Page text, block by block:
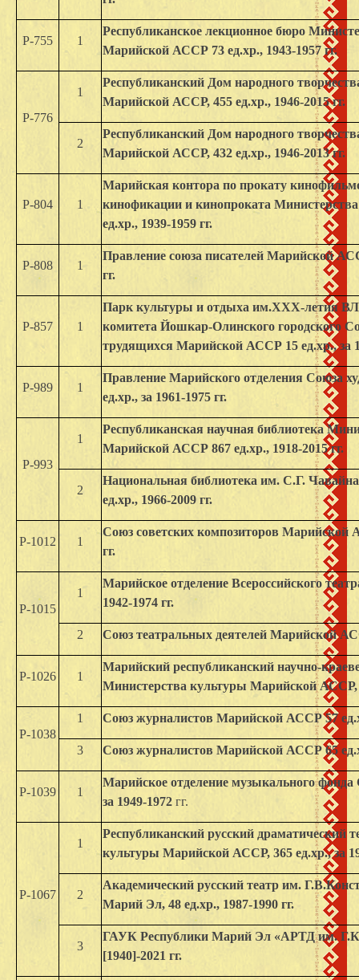
Р-755 1
Республиканское лекционное бюро
Марийской АССР 73 ед.хр., 1943-1957 гг.
Р-776
1
Республиканский Дом народного
Марийской АССР, 455 ед.хр., 1946-2015 гг.
2
Республиканский Дом народного
Марийской АССР, 432 ед.хр., 1946-2013 гг.
Р-804 1
Марийская контора по прокату
кинофикации и кинопроката
ед.хр., 1939-1959 гг.
Р-808 1
Правление союза писателей Марийской
гг.
Р-857 1
Парк культуры и отдыха им.ХХХ-летия
комитета Йошкар-Олинского городского
трудящихся Марийской АССР 15 ед.хр., за
Р-989 1
Правление Марийского отделения Союза
ед.хр., за 1961-1975 гг.
Р-993
1
Республиканская научная библиотека
Марийской АССР 867 ед.хр., 1918-2015 гг.
2
Национальная библиотека им. С.Г.
ед.хр., 1966-2009 гг.
Р-1012 1
Союз советских композиторов Марийской
гг.
Р-1015
1
Марийское отделение Всероссийского
1942-1974 гг.
2 Союз театральных деятелей Марийской
Р-1026 1
Марийский республиканский научно-
Министерства культуры Марийской АССР,
Р-1038
1 Союз журналистов Марийской АССР 57
3 Союз журналистов Марийской АССР 65
Р-1039 1
Марийское отделение музыкального
за 1949-1972 гг.
Р-1067
1
Республиканский русский драматический
культуры Марийской АССР, 365 ед.хр., за
2
Академический русский театр им.
Марий Эл, 48 ед.хр., 1987-1990 гг.
3
ГАУК Республики Марий Эл «АРТД им.
[1940]-2021 гг.